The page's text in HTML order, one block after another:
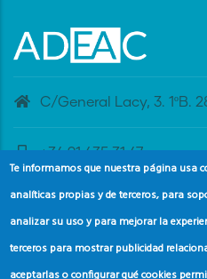
C/General Lacy, 3. 1ºB.
+34 91 435 31 47
banderaazul@adeac.es
Te informamos que nuestra página usa
analíticas propias y de terceros, para
analizar su uso y para mejorar la
terceros para mostrar publicidad
aceptarlas o configurar qué cookies